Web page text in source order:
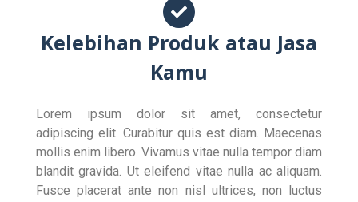
Kelebihan Produk atau Jasa
Kamu
Lorem ipsum dolor sit amet, consectetur
adipiscing elit. Curabitur quis est diam. Maecenas
mollis enim libero. Vivamus vitae nulla tempor diam
blandit gravida. Ut eleifend vitae nulla ac aliquam.
Fusce placerat ante non nisl ultrices, non luctus